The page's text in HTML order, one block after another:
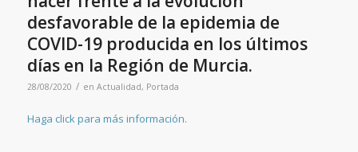
desfavorable de la epidemia de
COVID-19 producida en los últimos
días en la Región de Murcia.
28/08/2020 / en Actualidad, Portada
Haga click para más información.